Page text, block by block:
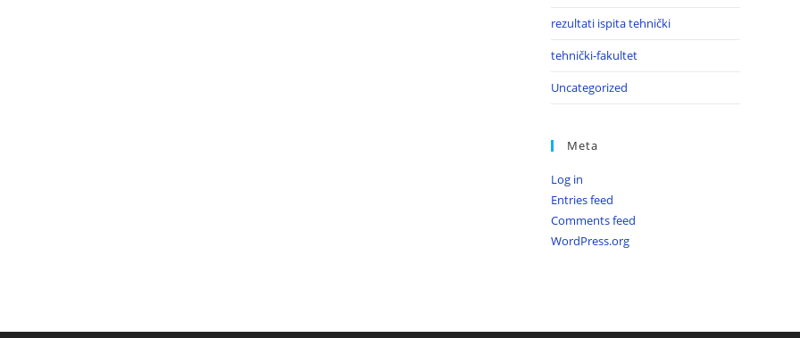
rezultati ispita tehnički
tehnički-fakultet
Uncategorized
Meta
Log in
Entries feed
Comments feed
WordPress.org